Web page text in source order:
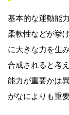
基本的な運動能
柔軟性などが挙
に大きな力を生
合成されると考
能力が重要かは
がなによりも重